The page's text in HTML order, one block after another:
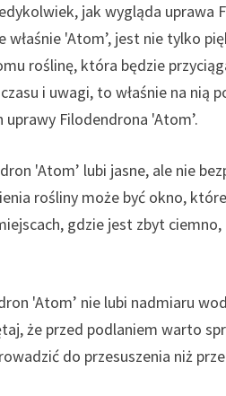
jak wygląda uprawa
właśnie 'Atom’, jest nie tylko
roślinę, która będzie
i uwagi, to właśnie na nią
Filodendrona 'Atom’.
'Atom’ lubi jasne, ale nie
rośliny może być okno,
gdzie jest zbyt
'Atom’ nie lubi nadmiaru
że przed podlaniem warto
do przesuszenia niż